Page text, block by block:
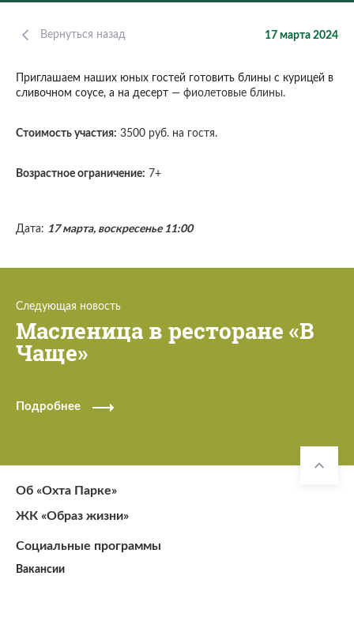
Вернуться назад 17 марта 2024
Приглашаем наших юных гостей готовить блины с курицей в
сливочном соусе, а на десерт — фиолетовые блины.
Стоимость участия: 3500 руб. на гостя.
Возрастное ограничение: 7+
Дата: 17 марта, воскресенье 11:00
Следующая новость
Масленица в ресторане «В
Чаще»
Подробнее
Об «Охта Парке»
ЖК «Образ жизни»
Социальные программы
Вакансии